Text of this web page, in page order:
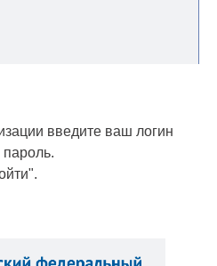
введите ваш логин
пароль.